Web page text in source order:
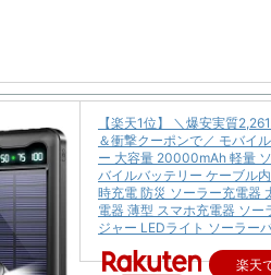
【楽天1位】 ＼爆安実質
＆衝撃クーポンで／ モバイ
ー 大容量 20000mAh 軽量
バイルバッテリー ケーブル
時充電 防災 ソーラー充電器
電器 薄型 スマホ充電器 ソー
ジャー LEDライト ソーラー
楽天